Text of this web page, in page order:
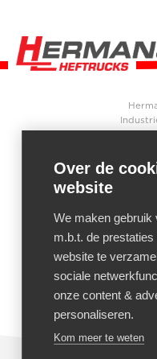
Over de
website
We maken gebruik
m.b.t. de
website te
sociale
onze content &
personaliseren.
Kom meer te weten